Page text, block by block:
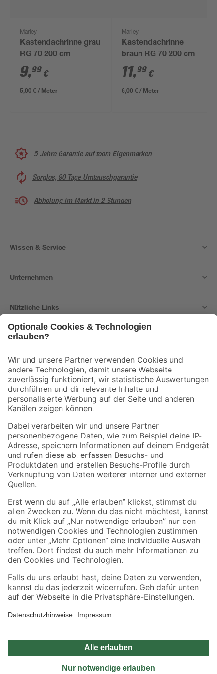
Marley
Kastendachrinne grau
RG 70 200 cm
9,99 €
5,00 € / Meter
Marley
Kastendachrinne
braun RG 70 200 cm
11,99 €
6,00 € / Meter
5 Jahre Garantie auf toom Eigenmarken
Sorglos, 90 Tage Umtauschgarantie
Abholung im Markt in 2 Stunden
Wissen & Service
Unternehmen
Nützliche Links
Der toom Newsletter: Keine Angebote und Aktionen mehr verpassen!
Zur Newsletter Anmeldung
Folge uns
Zahlungsarten Versandarten
Sicher einkaufen
Jetzt die toom-App herunterladen
Alle Preisangaben in EUR inkl. gesetzl. MwSt.. Die dargestellten Angebote sind unter
Umständen nicht in allen Märkten verfügbar. Die angegebenen Verfügbarkeiten beziehen
Produkte nur solange der Vorrat reicht.
*Paketversand ab 59 € versandkostenfrei, gilt nicht für Artikel mit Speditionsversand, hier
Privatsphäre Impressum
Nutzungsbedingungen
Widerrufsrecht
Vertrag widerrufen